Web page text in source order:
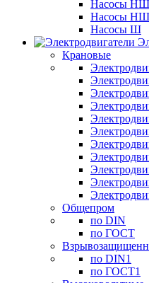
Насосы НШ
Насосы
Насосы Ш
Крановые
Общепром
по DIN
по ГОСТ
по DIN1
по ГОСТ1